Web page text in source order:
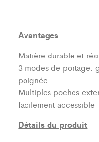
Avantages
Matière durable et
3 modes de portage:
poignée
Multiples poches
facilement accessible
Détails du produit